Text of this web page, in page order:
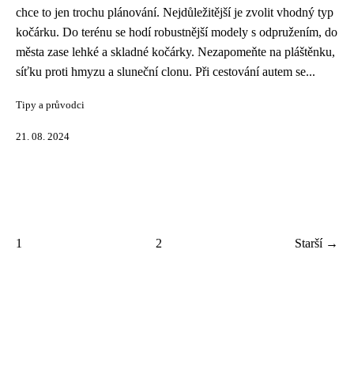
chce to jen trochu plánování. Nejdůležitější je zvolit vhodný typ
kočárku. Do terénu se hodí robustnější modely s odpružením, do
města zase lehké a skladné kočárky. Nezapomeňte na pláštěnku,
síťku proti hmyzu a sluneční clonu. Při cestování autem se...
Tipy a průvodci
21. 08. 2024
1 2 Starší →